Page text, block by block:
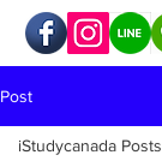
Post
iStudycanada Posts